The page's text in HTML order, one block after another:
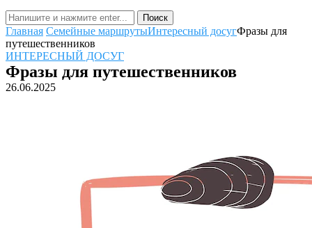
Поиск
Главная Семейные маршрутыИнтересный досугФразы для
путешественников
ИНТЕРЕСНЫЙ ДОСУГ
Фразы для путешественников
26.06.2025